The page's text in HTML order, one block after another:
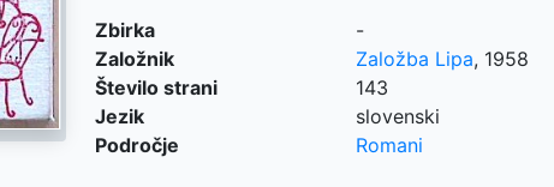
Zbirka
-
Založnik
Založba Lipa, 1958
Število strani
143
Jezik
slovenski
Področje
Romani